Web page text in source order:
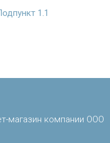
1.1
магазин компании ООО